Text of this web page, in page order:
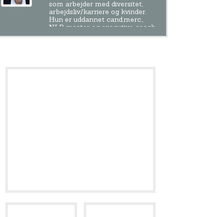
som arbejder med diversitet,
arbejdsliv/karriere og kvinder.
Hun er uddannet cand.merc.,
NLP master og executive coach
fra TLC. Har skrevet: Så søg det